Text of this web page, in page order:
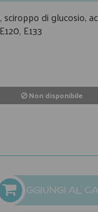
sciroppo di glucosio,
E133
Non disponibile
AGGIUNGI AL